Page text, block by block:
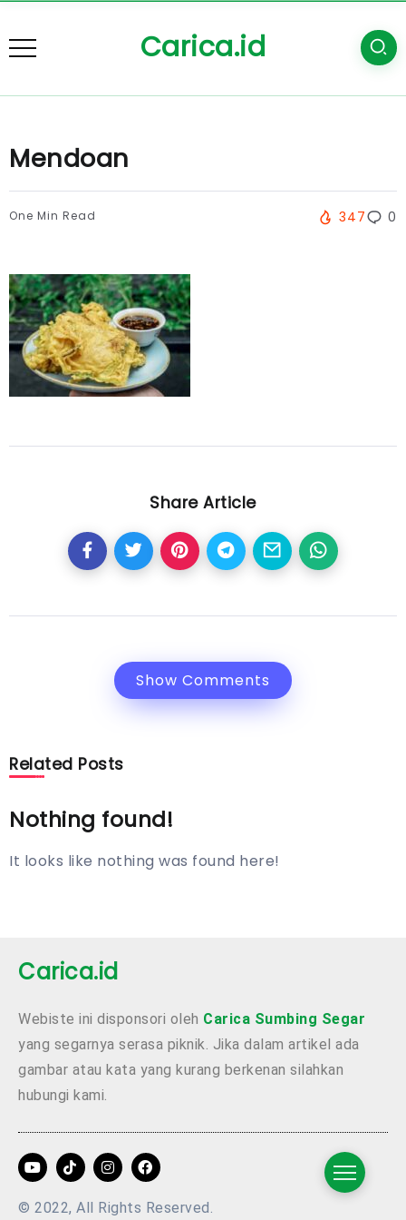
Carica.id
Mendoan
One Min Read 347 0
Share Article
Show Comments
Related Posts
Nothing found!
It looks like nothing was found here!
Carica.id
Webiste ini disponsori oleh Carica Sumbing Segar
yang segarnya serasa piknik. Jika dalam artikel ada
gambar atau kata yang kurang berkenan silahkan
hubungi kami.
© 2022, All Rights Reserved.